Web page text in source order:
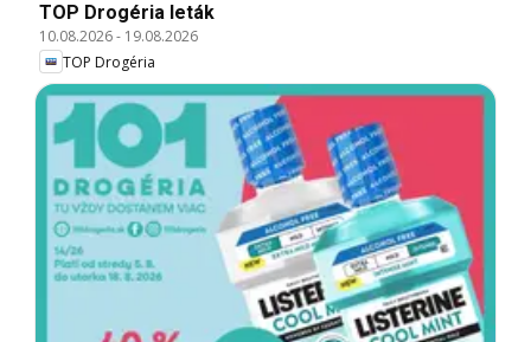
TOP Drogéria leták
10.08.2026- 19.08.2026
TOP Drogéria